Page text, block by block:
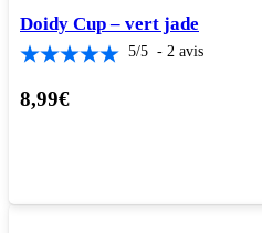
Doidy Cup – vert jade
5/5 - 2 avis
8,99€